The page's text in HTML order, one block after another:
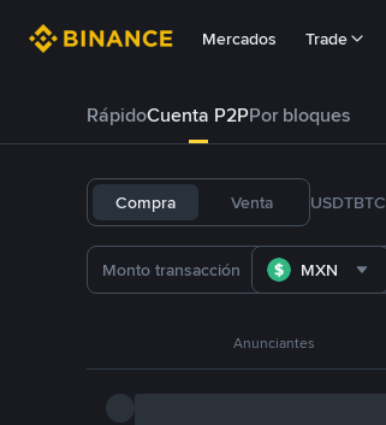
Mercados Trade
RápidoCuenta P2PPor bloques
Compra Venta USDTBTC
MXN
Anunciantes